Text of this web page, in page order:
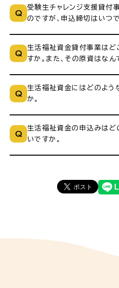
受験生チャレンジ支援貸付
のですが、申込締切はいつで
生活福祉資金貸付事業はど
すか。また、その原資はなん
生活福祉資金にはどのよう
か。
生活福祉資金の申込みはど
いですか。